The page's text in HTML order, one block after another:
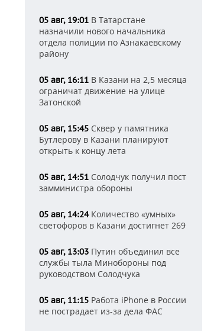
05 авг, 19:01 В Татарстане
назначили нового начальника
отдела полиции по Азнакаевскому
району
05 авг, 16:11 В Казани на 2,5 месяца
ограничат движение на улице
Затонской
05 авг, 15:45 Сквер у памятника
Бутлерову в Казани планируют
открыть к концу лета
05 авг, 14:51 Солодчук получил пост
замминистра обороны
05 авг, 14:24Количество «умных»
светофоров в Казани достигнет 269
05 авг, 13:03 Путин объединил все
службы тыла Минобороны под
руководством Солодчука
05 авг, 11:15 Работа iPhone в России
не пострадает из-за дела ФАС